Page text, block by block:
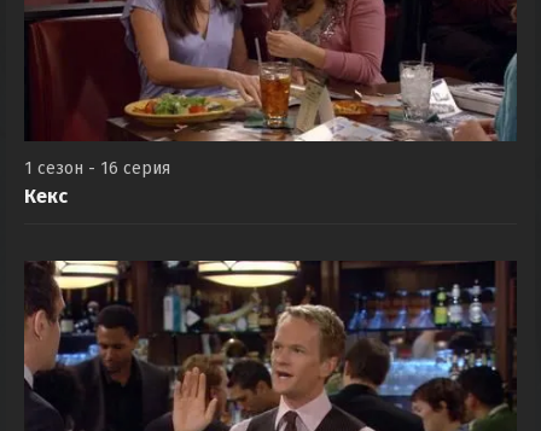
1 сезон - 16 серия
Кекс